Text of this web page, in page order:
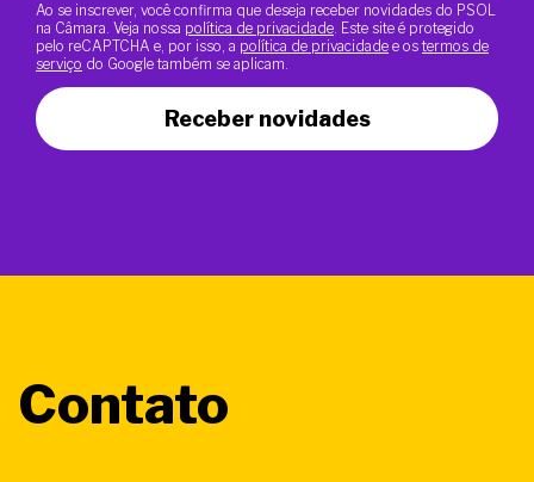
Ao se inscrever, você confirma que deseja receber novidades do PSOL
na Câmara. Veja nossa política de privacidade. Este site é protegido
pelo reCAPTCHA e, por isso, a política de privacidade e os termos de
serviço do Google também se aplicam.
Receber novidades
Contato